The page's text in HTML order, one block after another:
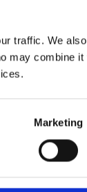
traffic. We
may combine it
Marketing